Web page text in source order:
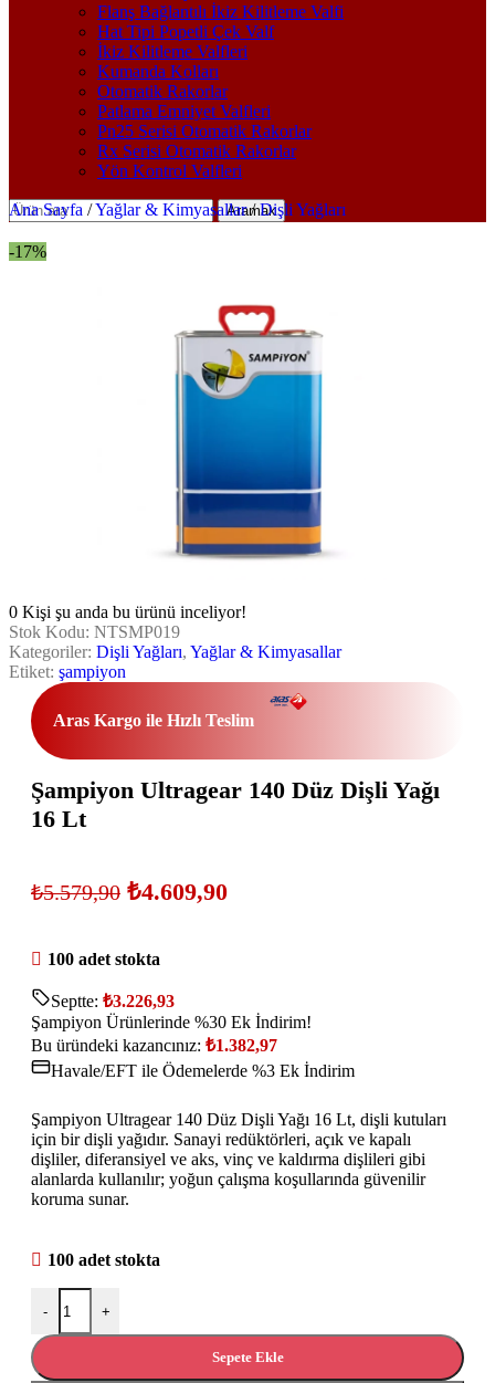
Flanş Bağlantılı İkiz Kilitleme Valfi
Hat Tipi Popetli Çek Valf
İkiz Kilitleme Valfleri
Kumanda Kolları
Otomatik Rakorlar
Patlama Emniyet Valfleri
Pn25 Serisi Otomatik Rakorlar
Rx Serisi Otomatik Rakorlar
Yön Kontrol Valfleri
Aramak
Ana Sayfa /Yağlar & Kimyasallar/ Dişli Yağları
-17%
0 Kişi şu anda bu ürünü inceliyor!
Stok Kodu: NTSMP019
Kategoriler: Dişli Yağları, Yağlar & Kimyasallar
Etiket: şampiyon
Aras Kargo ile Hızlı Teslim
Şampiyon Ultragear 140 Düz Dişli Yağı
16 Lt
₺5.579,90 ₺4.609,90
100 adet stokta
Septte: ₺3.226,93
Şampiyon Ürünlerinde %30 Ek İndirim!
Bu üründeki kazancınız: ₺1.382,97
Havale/EFT ile Ödemelerde %3 Ek İndirim
Şampiyon Ultragear 140 Düz Dişli Yağı 16 Lt, dişli kutuları
için bir dişli yağıdır. Sanayi redüktörleri, açık ve kapalı
dişliler, diferansiyel ve aks, vinç ve kaldırma dişlileri gibi
alanlarda kullanılır; yoğun çalışma koşullarında güvenilir
koruma sunar.
100 adet stokta
- +
Sepete Ekle